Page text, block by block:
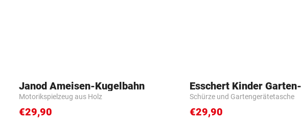
Janod Ameisen-Kugelbahn
Motorikspielzeug aus Holz
€29,90
Esschert Kinder Garten-
Schürze und Gartengerätetasche
€29,90